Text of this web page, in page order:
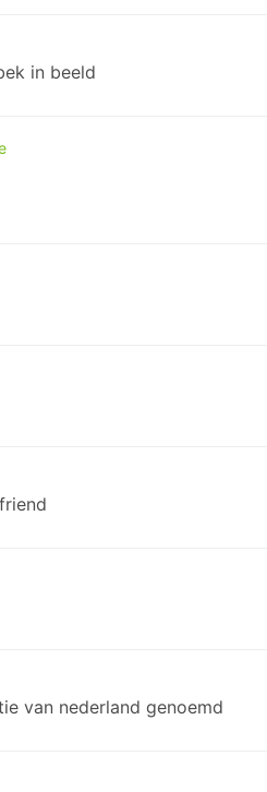
in beeld
van nederland genoemd